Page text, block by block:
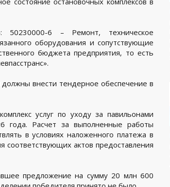
50230000-6 – Ремонт, техническое
оборудования и сопутствующие
бюджета предприятия, то есть
должны внести тендерное обеспечение в
услуг по уходу за павильонами
года. Расчет за выполненные работы
в условиях наложенного платежа в
соответствующих актов предоставления
предложение на сумму 20 млн 600